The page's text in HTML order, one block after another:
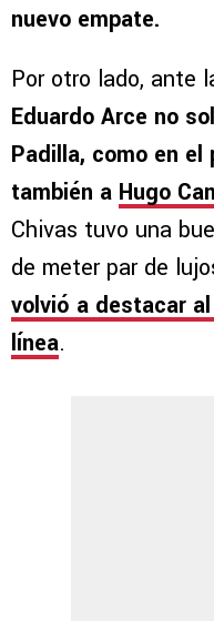
nuevo empate.
Por otro lado, ante
Eduardo Arce no
Padilla, como en
también a Hugo
Chivas tuvo una
de meter par de
volvió a destacar
línea.